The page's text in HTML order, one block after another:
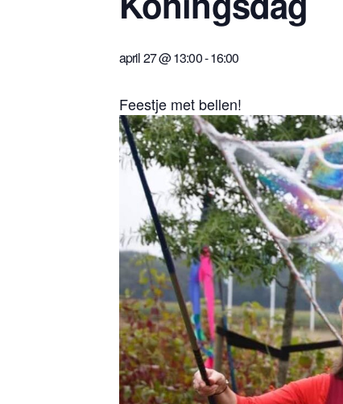
april 27 @ 13:00-16:00
Feestje met bellen!